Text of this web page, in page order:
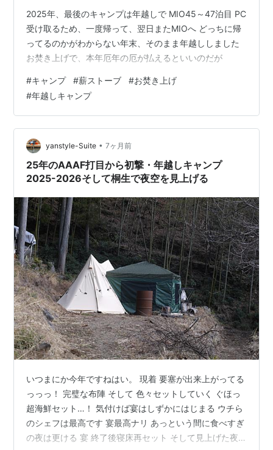
2025年、最後のキャンプは年越しで MIO45～47泊目 PC
受け取るため、一度帰って、翌日またMIOへ どっちに帰
ってるのかがわからない年末、そのまま年越ししました
お焚き上げで、本年厄年の厄が払えるといいのだが
#キャンプ #薪ストーブ #お焚き上げ
#年越しキャンプ
yanstyle-Suite • 7ヶ月前
25年のAAAF打目から初撃・年越しキャンプ
2025-2026そして桐生で夜空を見上げる
いつまにか今年ですねはい。 現着 要塞が出来上がってる
っっっ！ 完璧な布陣 そして 色々セットしていく ぐほっ
超海鮮セット…！ 気付けば宴はしずかにはじまる ウチら
のシェフは最高です 宴最高ナリ あっという間に食べすぎ
の夜は更ける 宴 終了後寝床再セット そして見上げた夜